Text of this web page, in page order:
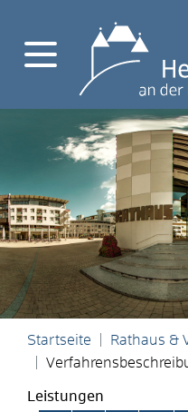
Startseite Rathaus &
Leistungen